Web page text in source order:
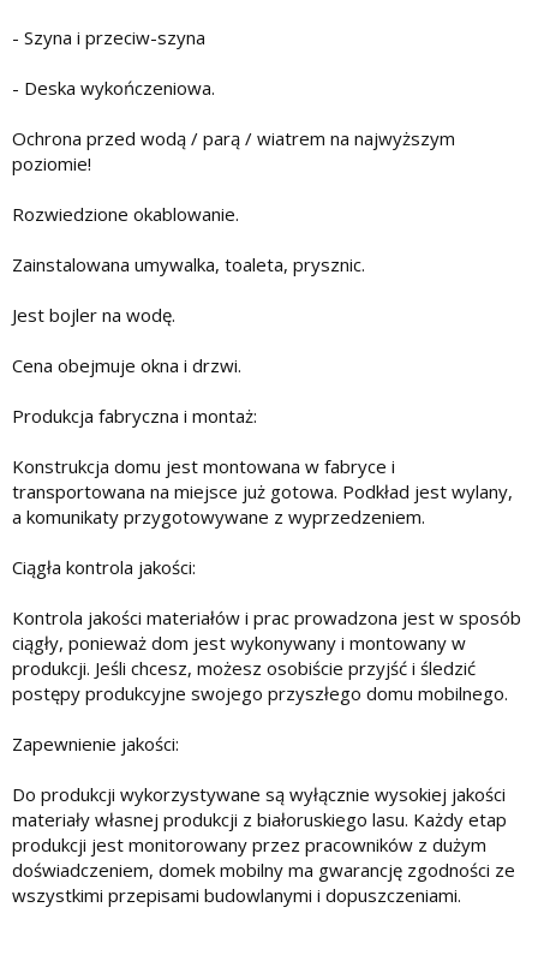
- Szyna i przeciw-szyna
- Deska wykończeniowa.
Ochrona przed wodą / parą / wiatrem na najwyższym
poziomie!
Rozwiedzione okablowanie.
Zainstalowana umywalka, toaleta, prysznic.
Jest bojler na wodę.
Cena obejmuje okna i drzwi.
Produkcja fabryczna i montaż:
Konstrukcja domu jest montowana w fabryce i
transportowana na miejsce już gotowa. Podkład jest wylany,
a komunikaty przygotowywane z wyprzedzeniem.
Ciągła kontrola jakości:
Kontrola jakości materiałów i prac prowadzona jest w sposób
ciągły, ponieważ dom jest wykonywany i montowany w
produkcji. Jeśli chcesz, możesz osobiście przyjść i śledzić
postępy produkcyjne swojego przyszłego domu mobilnego.
Zapewnienie jakości:
Do produkcji wykorzystywane są wyłącznie wysokiej jakości
materiały własnej produkcji z białoruskiego lasu. Każdy etap
produkcji jest monitorowany przez pracowników z dużym
doświadczeniem, domek mobilny ma gwarancję zgodności ze
wszystkimi przepisami budowlanymi i dopuszczeniami.